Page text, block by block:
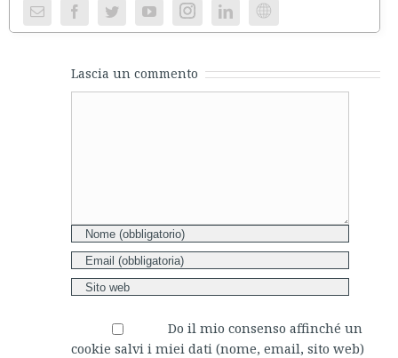
Instagram Website
Lascia un commento
Do il mio consenso affinché un
cookie salvi i miei dati (nome, email, sito web)